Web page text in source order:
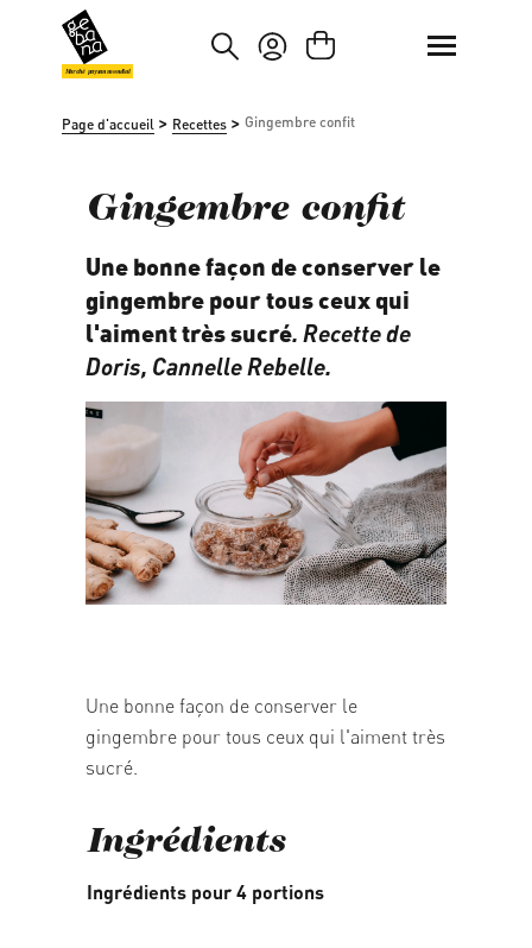
au contenu principal
Passer à la recherche
Marché paysan mondial
Page d'accueil > Recettes > Gingembre confit
Gingembre confit
Une bonne façon de conserver le
gingembre pour tous ceux qui
l'aiment très sucré. Recette de
Doris, Cannelle Rebelle.
Une bonne façon de conserver le
gingembre pour tous ceux qui l'aiment très
sucré.
Ingrédients
Ingrédients pour 4 portions